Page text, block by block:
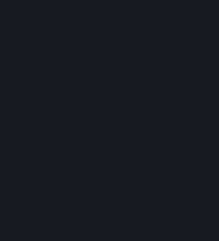
Puedes recibir un reembolso
comprado en la tienda de Steam,
los artículos del lote se haya
combinado de todos los artículos
Si un lote incluye un artículo de
reembolsable, Steam te dirá si
Valve no puede proporcionar
realicen fuera de Steam (por
tarjetas de la Cartera de Steam